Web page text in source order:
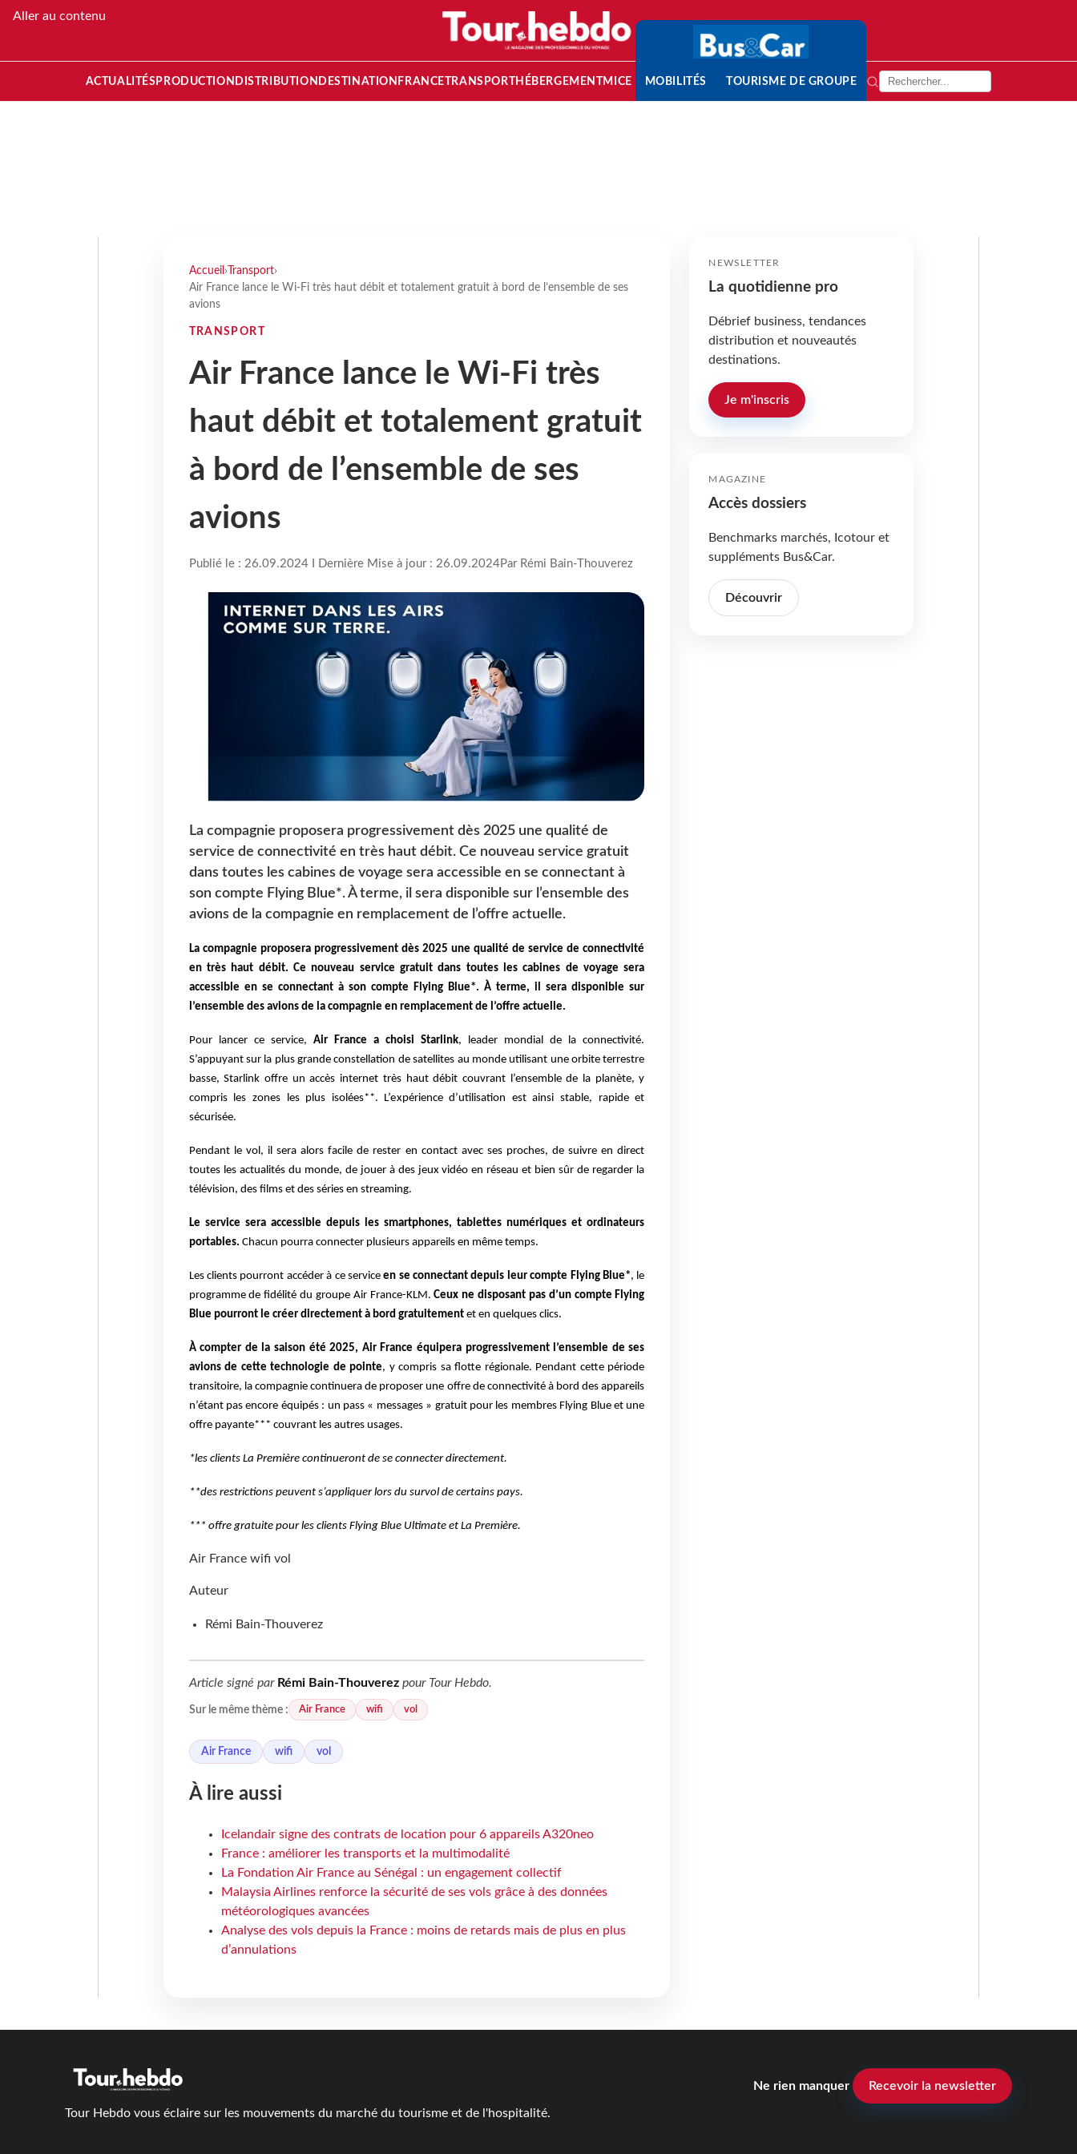
Aller au contenu
ACTUALITÉS PRODUCTION DISTRIBUTION DESTINATION FRANCETRANSPORT HÉBERGEMENTMICE MOBILITÉS TOURISME DE GROUPE
Accueil › Transport›
Air France lance le Wi-Fi très haut débit et totalement gratuit à bord de l’ensemble de ses
avions
TRANSPORT
Air France lance le Wi-Fi très
haut débit et totalement gratuit
à bord de l’ensemble de ses
avions
Publié le : 26.09.2024 I Dernière Mise à jour : 26.09.2024Par Rémi Bain-Thouverez
La compagnie proposera progressivement dès 2025 une qualité de
service de connectivité en très haut débit. Ce nouveau service gratuit
dans toutes les cabines de voyage sera accessible en se connectant à
son compte Flying Blue*. À terme, il sera disponible sur l’ensemble des
avions de la compagnie en remplacement de l’offre actuelle.
La compagnie proposera progressivement dès 2025 une qualité de service de connectivité
en très haut débit. Ce nouveau service gratuit dans toutes les cabines de voyage sera
accessible en se connectant à son compte Flying Blue*. À terme, il sera disponible sur
l’ensemble des avions de la compagnie en remplacement de l’offre actuelle.
Pour lancer ce service, Air France a choisi Starlink, leader mondial de la connectivité.
S’appuyant sur la plus grande constellation de satellites au monde utilisant une orbite terrestre
basse, Starlink offre un accès internet très haut débit couvrant l’ensemble de la planète, y
compris les zones les plus isolées**. L’expérience d’utilisation est ainsi stable, rapide et
sécurisée.
Pendant le vol, il sera alors facile de rester en contact avec ses proches, de suivre en direct
toutes les actualités du monde, de jouer à des jeux vidéo en réseau et bien sûr de regarder la
télévision, des films et des séries en streaming.
Le service sera accessible depuis les smartphones, tablettes numériques et ordinateurs
portables. Chacun pourra connecter plusieurs appareils en même temps.
Les clients pourront accéder à ce serviceen se connectant depuis leur compte Flying Blue*, le
programme de fidélité du groupe Air France-KLM.Ceux ne disposant pas d’un compte Flying
Blue pourront le créer directement à bord gratuitementet en quelques clics.
À compter de la saison été 2025, Air France équipera progressivement l’ensemble de ses
avions de cette technologie de pointe, y compris sa flotte régionale. Pendant cette période
transitoire, la compagnie continuera de proposer une offre de connectivité à bord des appareils
n’étant pas encore équipés : un pass « messages » gratuit pour les membres Flying Blue et une
offre payante*** couvrant les autres usages.
*les clients La Première continueront de se connecter directement.
**des restrictions peuvent s’appliquer lors du survol de certains pays.
*** offre gratuite pour les clients Flying Blue Ultimate et La Première.
Air France wifi vol
Auteur
Rémi Bain-Thouverez
Article signé par Rémi Bain-Thouverezpour Tour Hebdo.
Sur le même thème : Air France wifi vol
Air France wifi vol
À lire aussi
Icelandair signe des contrats de location pour 6 appareils A320neo
France : améliorer les transports et la multimodalité
La Fondation Air France au Sénégal : un engagement collectif
Malaysia Airlines renforce la sécurité de ses vols grâce à des données
météorologiques avancées
Analyse des vols depuis la France : moins de retards mais de plus en plus
d’annulations
NEWSLETTER
La quotidienne pro
Débrief business, tendances
distribution et nouveautés
destinations.
Je m'inscris
MAGAZINE
Accès dossiers
Benchmarks marchés, Icotour et
suppléments Bus&Car.
Découvrir
Tour Hebdo vous éclaire sur les mouvements du marché du tourisme et de l'hospitalité.
Ne rien manquer Recevoir la newsletter